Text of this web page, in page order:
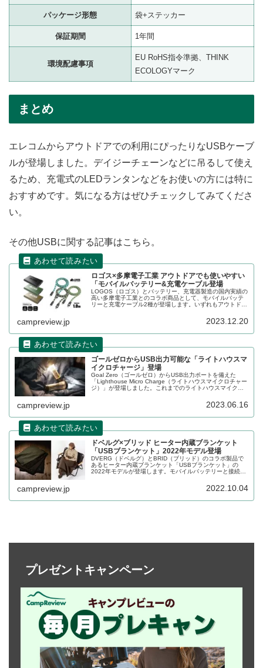
パッケージ形態 袋+ステッカー
保証期間 1年間
環境配慮事項
EU RoHS指令準拠、THINK
ECOLOGYマーク
まとめ
エレコムからアウトドアでの利用にぴったりなUSBケーブ
ルが登場しました。デイジーチェーンなどに吊るして使え
るため、充電式のLEDランタンなどをお使いの方には特に
おすすめです。気になる方はぜひチェックしてみてくださ
い。
その他USBに関する記事はこちら。
ロゴス×多摩電子工業 アウトドアでも使いやすい
「モバイルバッテリー&充電ケーブル登場
LOGOS（ロゴス）とバッテリー、充電器製造の国内実績の
高い多摩電子工業とのコラボ商品として、モバイルバッテ
リーと充電ケーブル2種が登場します。いずれもアウトドア
campreview.jp 2023.12.20
ゴールゼロからUSB出力可能な「ライトハウスマ
イクロチャージ」登場
Goal Zero（ゴールゼロ）からUSB出力ポートを備えた
「Lighthouse Micro Charge（ライトハウスマイクロチャー
ジ）」が登場しました。これまでのライトハウスマイクロ
イルバッテリーとしても使えます。詳細をレビューしま
campreview.jp 2023.06.16
ドベルグ×ブリッド ヒーター内蔵ブランケット
「USBブランケット」2022年モデル登場
DVERG（ドベルグ）とBRID（ブリッド）のコラボ製品で
あるヒーター内蔵ブランケット「USBブランケット」の
2022年モデルが登場します。モバイルバッテリーと接続し
campreview.jp 2022.10.04
プレゼントキャンペーン